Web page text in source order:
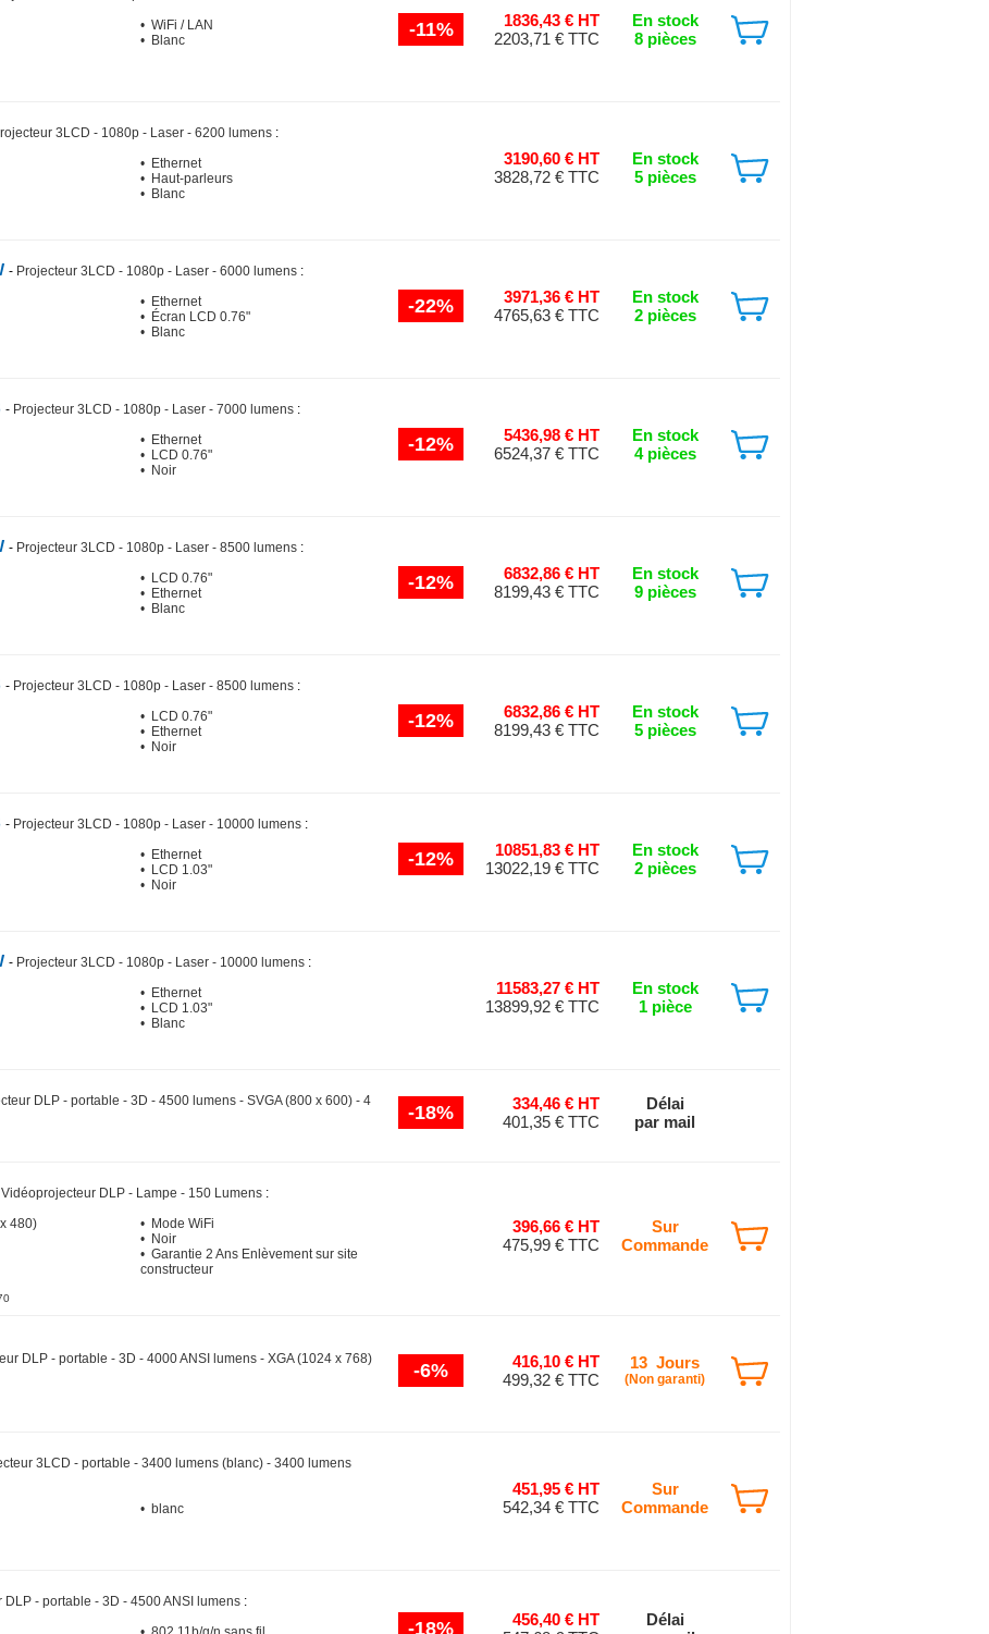
• WiFi / LAN
• Blanc
-11%
1836,43 € HT
2203,71 € TTC
En stock
8 pièces
3LCD - 1080p - Laser - 6200 lumens :
• Ethernet
• Haut-parleurs
• Blanc
3190,60 € HT
3828,72 € TTC
En stock
5 pièces
- Projecteur 3LCD - 1080p - Laser - 6000 lumens :
• Ethernet
• Écran LCD 0.76"
• Blanc
-22%
3971,36 € HT
4765,63 € TTC
En stock
2 pièces
- Projecteur 3LCD - 1080p - Laser - 7000 lumens :
• Ethernet
• LCD 0.76"
• Noir
-12%
5436,98 € HT
6524,37 € TTC
En stock
4 pièces
- Projecteur 3LCD - 1080p - Laser - 8500 lumens :
• LCD 0.76"
• Ethernet
• Blanc
-12%
6832,86 € HT
8199,43 € TTC
En stock
9 pièces
- Projecteur 3LCD - 1080p - Laser - 8500 lumens :
• LCD 0.76"
• Ethernet
• Noir
-12%
6832,86 € HT
8199,43 € TTC
En stock
5 pièces
- Projecteur 3LCD - 1080p - Laser - 10000 lumens :
• Ethernet
• LCD 1.03"
• Noir
-12%
10851,83 € HT
13022,19 € TTC
En stock
2 pièces
- Projecteur 3LCD - 1080p - Laser - 10000 lumens :
• Ethernet
• LCD 1.03"
• Blanc
11583,27 € HT
13899,92 € TTC
En stock
1 pièce
DLP - portable - 3D - 4500 lumens - SVGA (800 x 600) - 4
-18%
334,46 € HT
401,35 € TTC
Délai
par mail
Vidéoprojecteur DLP - Lampe - 150 Lumens :
480)
• Mode WiFi
• Noir
• Garantie 2 Ans Enlèvement sur site
constructeur
396,66 € HT
475,99 € TTC
Sur
Commande
DLP - portable - 3D - 4000 ANSI lumens - XGA (1024 x 768)
-6%
416,10 € HT
499,32 € TTC
13 Jours
(Non garanti)
3LCD - portable - 3400 lumens (blanc) - 3400 lumens
• blanc
451,95 € HT
542,34 € TTC
Sur
Commande
DLP - portable - 3D - 4500 ANSI lumens :
-18%
456,40 € HT
Délai